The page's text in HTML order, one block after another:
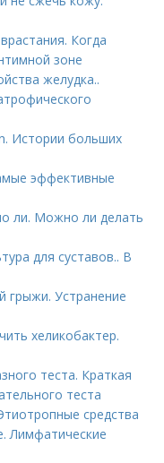
Когда
зоне
желудка..
Истории больших
эффективные
ли. Можно ли делать
для суставов.. В
грыжи. Устранение
хеликобактер.
теста. Краткая
теста
средства
Лимфатические